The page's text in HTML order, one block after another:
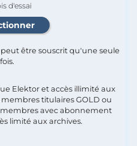
d'essai
être souscrit qu'une seule
fois.​
Elektor et accès illimité aux
titulaires GOLD ou
avec abonnement
limité aux archives.